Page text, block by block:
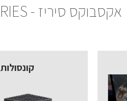
אקסבוקס סיריז - XBOX SERIES
קונסולות